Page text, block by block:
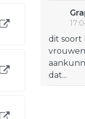
dit soort
dat...